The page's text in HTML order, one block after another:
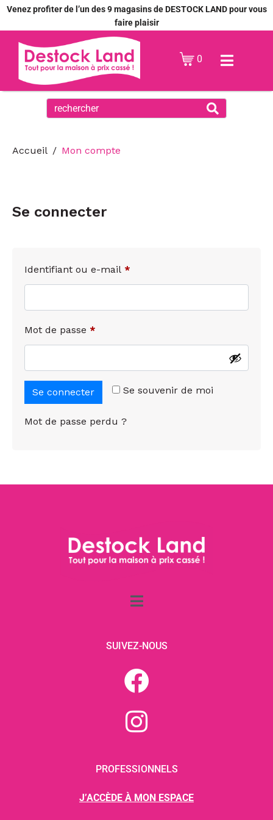
Venez profiter de l’un des 9 magasins de DESTOCK LAND pour vous
faire plaisir
0
Accueil Mon compte
Se connecter
Identifiant ou e-mail *
Mot de passe *
Se souvenir de moi
Se connecter
Mot de passe perdu ?
SUIVEZ-NOUS
PROFESSIONNELS
J’ACCÈDE À MON ESPACE